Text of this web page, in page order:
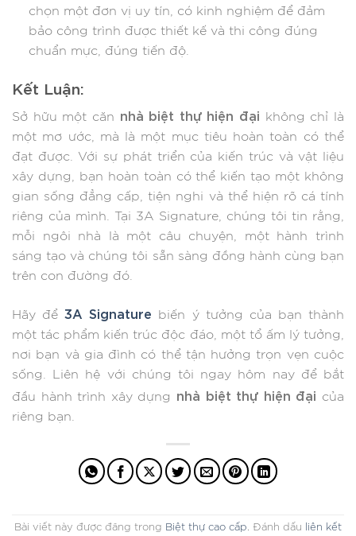
chọn một đơn vị uy tín, có kinh nghiệm để đảm
bảo công trình được thiết kế và thi công đúng
chuẩn mực, đúng tiến độ.
Kết Luận:
Sở hữu một căn nhà biệt thự hiện đại không chỉ là
một mơ ước, mà là một mục tiêu hoàn toàn có thể
đạt được. Với sự phát triển của kiến trúc và vật liệu
xây dựng, bạn hoàn toàn có thể kiến tạo một không
gian sống đẳng cấp, tiện nghi và thể hiện rõ cá tính
riêng của mình. Tại 3A Signature, chúng tôi tin rằng,
mỗi ngôi nhà là một câu chuyện, một hành trình
sáng tạo và chúng tôi sẵn sàng đồng hành cùng bạn
trên con đường đó.
Hãy để3A Signature biến ý tưởng của bạn thành
một tác phẩm kiến trúc độc đáo, một tổ ấm lý tưởng,
nơi bạn và gia đình có thể tận hưởng trọn vẹn cuộc
sống. Liên hệ với chúng tôi ngay hôm nay để bắt
đầu hành trình xây dựng nhà biệt thự hiện đại của
riêng bạn.
Bài viết này được đăng trong Biệt thự cao cấp. Đánh dấu
liên kết